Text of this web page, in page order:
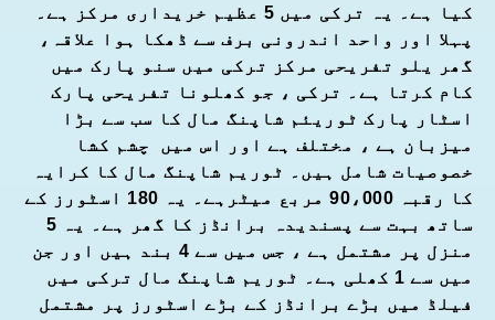
کیا ہے۔ یہ ترکی میں 5 عظیم خریداری مرکز ہے۔
پہلا اور واحد اندرونی برف سے ڈھکا ہوا علاقہ،
گھر یلو تفریحی مرکز ترکی میں سنو پارک میں
کام کرتا ہے۔ ترکی ، جو کھلونا تفریحی پارک
اسٹار پارک ٹوریئم شاپنگ مال کا سب سے بڑا
میزبان ہے ، مختلف ہے اور اس میں چشم کشا
خصوصیات شامل ہیں۔ ٹوریم شاپنگ مال کا کرایہ
کا رقبہ 90،000 مربع میٹرہے۔ یہ 180 اسٹورز کے
ساتھ بہت سے پسندیدہ برانڈز کا گھر ہے۔ یہ 5
منزل پر مشتمل ہے ، جس میں سے 4 بند ہیں اور جن
میں سے 1 کھلی ہے۔ ٹوریم شاپنگ مال ترکی میں
فیلڈ میں بڑے برانڈز کے بڑے اسٹورز پر مشتمل